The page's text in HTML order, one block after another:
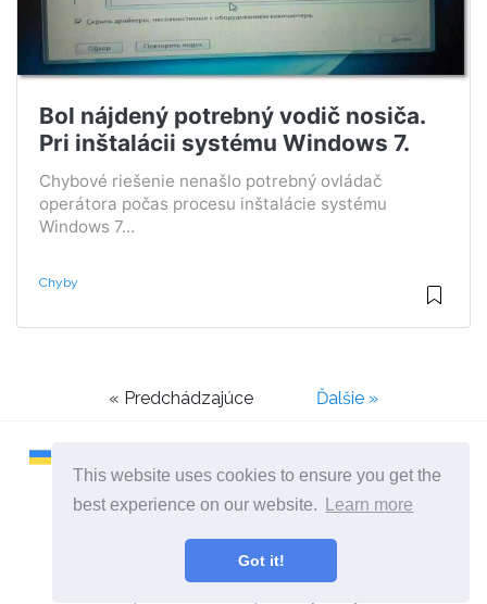
This website uses cookies to ensure you get the
best experience on our website.
Learn more
Got it!
Bol nájdený potrebný vodič nosiča.
Pri inštalácii systému Windows 7.
Chybové riešenie nenašlo potrebný ovládač
operátora počas procesu inštalácie systému
Windows 7...
Chyby
« Predchádzajúce Ďalšie »
2026 ©Remontcompa
Všetky kategórie